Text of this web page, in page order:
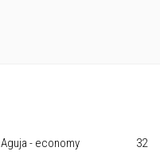
Aguja - economy 32